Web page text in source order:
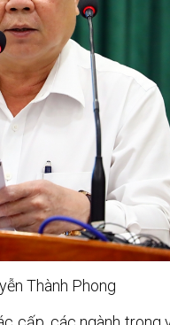
Thành Phong